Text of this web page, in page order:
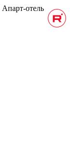
Апарт-отель